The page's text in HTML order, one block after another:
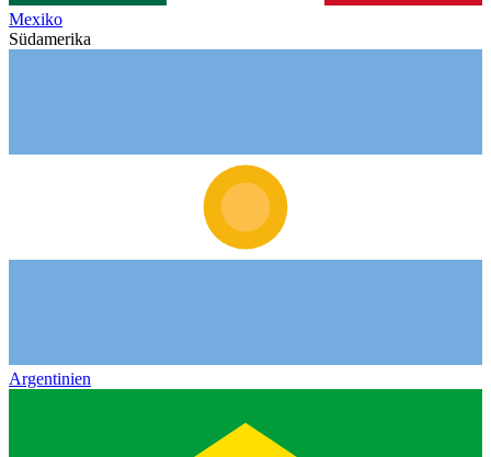
Mexiko
Südamerika
Argentinien